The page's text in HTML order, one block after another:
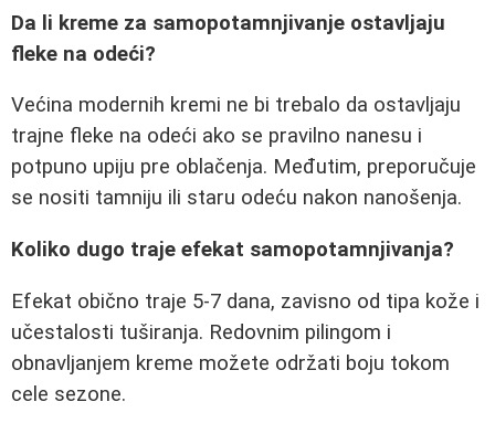
Da li kreme za samopotamnjivanje ostavljaju
fleke na odeći?
Većina modernih kremi ne bi trebalo da ostavljaju
trajne fleke na odeći ako se pravilno nanesu i
potpuno upiju pre oblačenja. Međutim, preporučuje
se nositi tamniju ili staru odeću nakon nanošenja.
Koliko dugo traje efekat samopotamnjivanja?
Efekat obično traje 5-7 dana, zavisno od tipa kože i
učestalosti tuširanja. Redovnim pilingom i
obnavljanjem kreme možete održati boju tokom
cele sezone.